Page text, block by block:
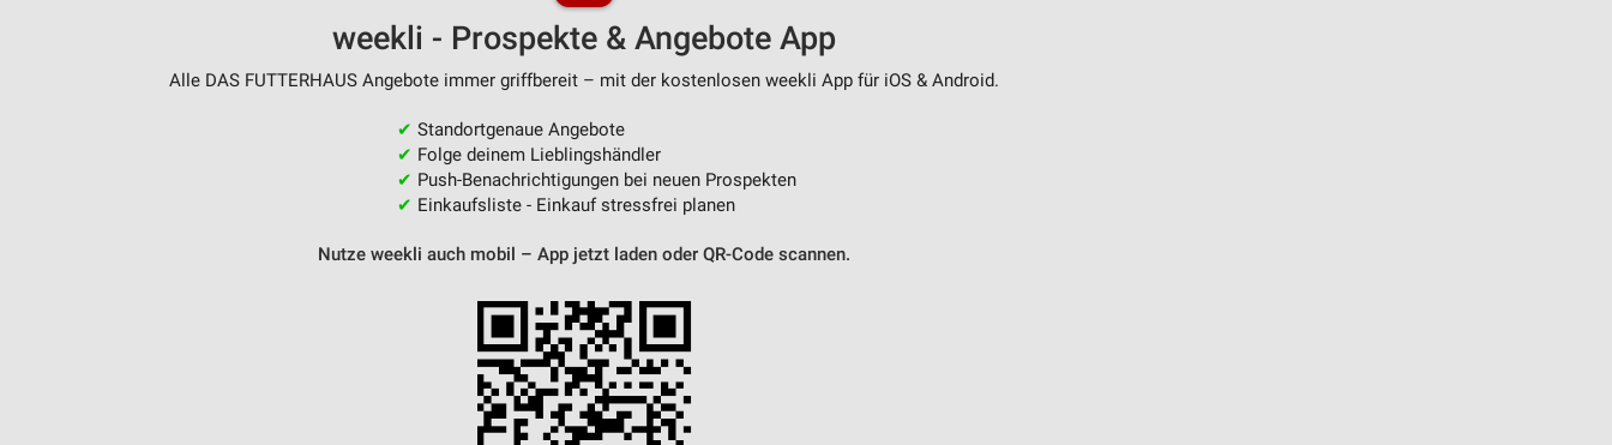
weekli - Prospekte & Angebote App
Alle DAS FUTTERHAUS Angebote immer griffbereit – mit der kostenlosen weekli App für iOS & Android.
✔ Standortgenaue Angebote
✔ Folge deinem Lieblingshändler
✔ Push-Benachrichtigungen bei neuen Prospekten
✔ Einkaufsliste - Einkauf stressfrei planen
Nutze weekli auch mobil – App jetzt laden oder QR-Code scannen.
Entwicklung und Verbesserung der Angebote
Verwendung reduzierter Daten zur Auswahl von Inhalten
Geräte anhand von aktiv angeforderten Informationen identifizieren